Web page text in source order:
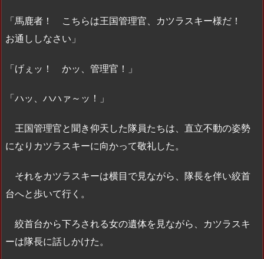
「馬鹿者！ こちらは王国管理官、カツラスキー様だ！
お通ししなさい」
「げぇッ！ かッ、管理官！」
「ハッ、ハハァ～ッ！」
王国管理官と聞き仰天した隊員たちは、直立不動の姿勢
になりカツラスキーに向かって敬礼した。
それをカツラスキーは横目で見ながら、隊長を伴い絞首
台へと歩いて行く。
絞首台から下ろされる女の遺体を見ながら、カツラスキ
ーは隊長に話しかけた。